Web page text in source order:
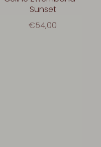
Sunset
€54,00